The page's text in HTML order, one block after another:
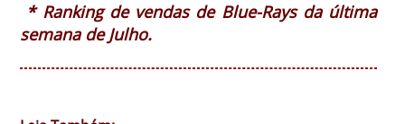
* Ranking de vendas de Blue-Rays da última
semana de Julho.